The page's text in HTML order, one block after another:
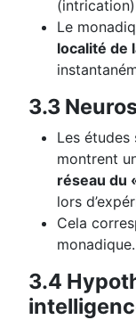
Le
localité de
3.3
Les études
montrent
réseau du
lors
Cela
monadique.
3.4